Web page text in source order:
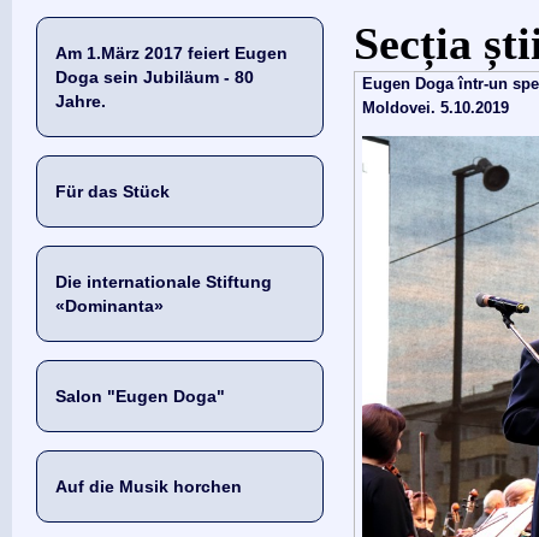
Am 1.März 2017 feiert Eugen
Doga sein Jubiläum - 80
Jahre.
Für das Stück
Die internationale Stiftung
«Dominanta»
Salon "Eugen Doga"
Auf die Musik horchen
Sie sind hier
Secția
Eugen Doga într-un
Moldovei. 5.10.2019